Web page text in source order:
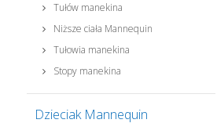
Tułów manekina
Niższe ciała Mannequin
Tułowia manekina
Stopy manekina
Dzieciak Mannequin